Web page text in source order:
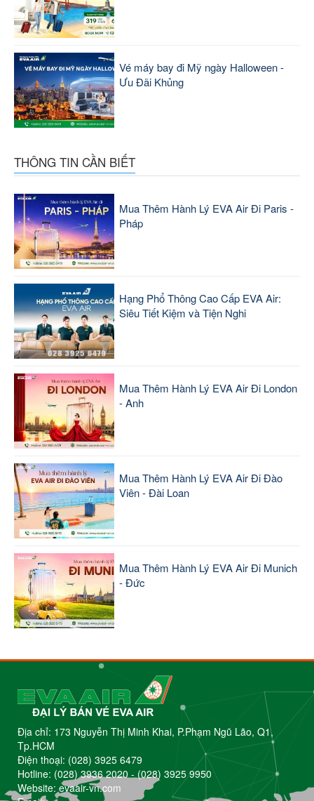
Vé máy bay đi Mỹ ngày Halloween -
Ưu Đãi Khủng
THÔNG TIN CẦN BIẾT
Mua Thêm Hành Lý EVA Air Đi Paris -
Pháp
Hạng Phổ Thông Cao Cấp EVA Air:
Siêu Tiết Kiệm và Tiện Nghi
Mua Thêm Hành Lý EVA Air Đi London
- Anh
Mua Thêm Hành Lý EVA Air Đi Đào
Viên - Đài Loan
Mua Thêm Hành Lý EVA Air Đi Munich
- Đức
Địa chỉ: 173 Nguyễn Thị Minh Khai, P.Phạm Ngũ Lão, Q1,
Tp.HCM
Điện thoại: (028) 3925 6479
Hotline: (028) 3936 2020-(028) 3925 9950
Website: evaair-vn.com